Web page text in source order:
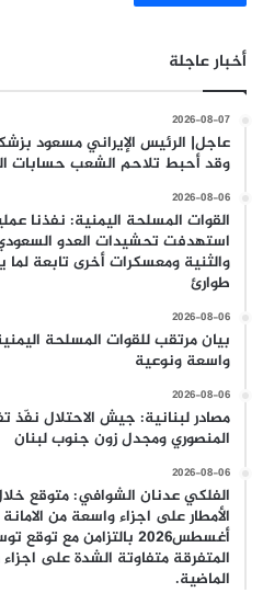
أخبار عاجلة
2026-08-07
عاجل| الرئيس الإيراني مسعود
وقد أحبط تلاحم الشعب حسابات
2026-08-06
القوات المسلحة اليمنية: نفذنا
استهدفت تحشيدات العدو
والثنية ومعسكرات أخرى تابعة لما
طوارئ
2026-08-06
بيان مرتقب للقوات المسلحة
واسعة ونوعية
2026-08-06
مصادر لبنانية: جيش الاحتلال
المنصوري ومجدل زون جنوب لبنان
2026-08-06
أغسطس2026 بالتزامن مع
المتفرقة متفاوتة الشدة على
الماضية.